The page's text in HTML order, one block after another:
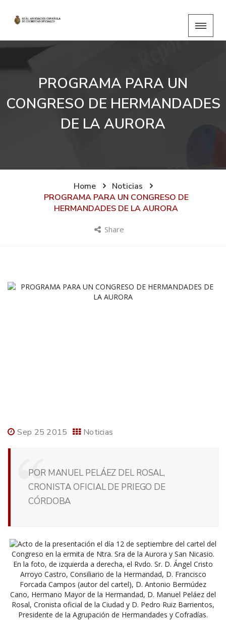
PROGRAMA PARA UN
CONGRESO DE HERMANDADES
DE LA AURORA
Home
Noticias
PROGRAMA PARA UN CONGRESO DE
HERMANDADES DE LA AURORA
Share
Sep 25 2015 Noticias
POR MANUEL PELÁEZ DEL ROSAL,
CRONISTA OFICIAL DE PRIEGO DE
CÓRDOBA